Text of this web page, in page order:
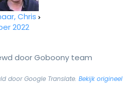
Chris
2022
door Goboony team
door Google Translate. Bekijk origineel